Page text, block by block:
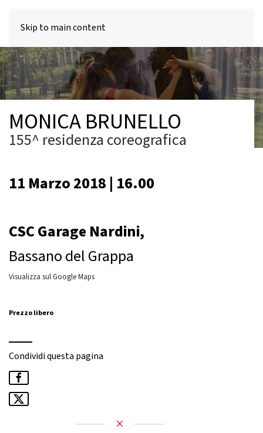
Skip to main content
MONICA BRUNELLO
155^ residenza coreografica
11 Marzo 2018 | 16.00
CSC Garage Nardini,
Bassano del Grappa
Visualizza sul Google Maps
Prezzo libero
Condividi questa pagina